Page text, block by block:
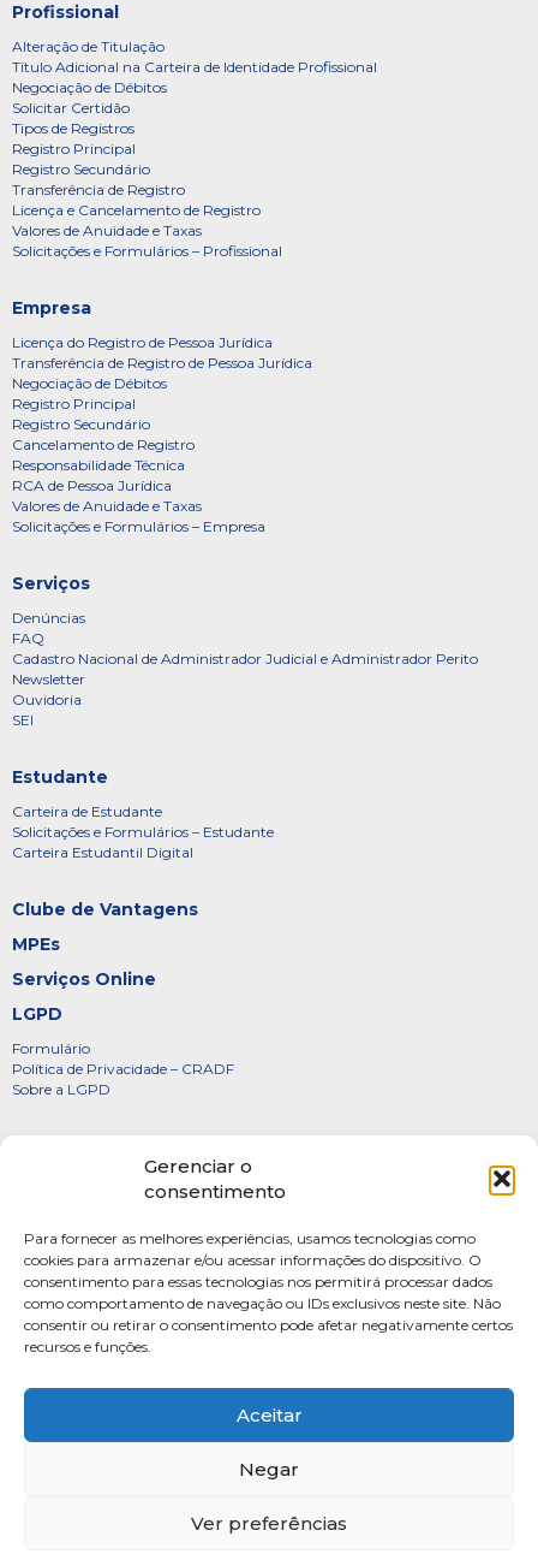
Gerenciar o
consentimento
Para fornecer as melhores experiências, usamos tecnologias como
cookies para armazenar e/ou acessar informações do dispositivo. O
consentimento para essas tecnologias nos permitirá processar dados
como comportamento de navegação ou IDs exclusivos neste site. Não
consentir ou retirar o consentimento pode afetar negativamente certos
recursos e funções.
Aceitar
Negar
Ver preferências
Profissional
Alteração de Titulação
Título Adicional na Carteira de Identidade Profissional
Negociação de Débitos
Solicitar Certidão
Tipos de Registros
Registro Principal
Registro Secundário
Transferência de Registro
Licença e Cancelamento de Registro
Valores de Anuidade e Taxas
Solicitações e Formulários – Profissional
Empresa
Licença do Registro de Pessoa Jurídica
Transferência de Registro de Pessoa Jurídica
Negociação de Débitos
Registro Principal
Registro Secundário
Cancelamento de Registro
Responsabilidade Técnica
RCA de Pessoa Jurídica
Valores de Anuidade e Taxas
Solicitações e Formulários – Empresa
Serviços
Denúncias
FAQ
Cadastro Nacional de Administrador Judicial e Administrador Perito
Newsletter
Ouvidoria
SEI
Estudante
Carteira de Estudante
Solicitações e Formulários – Estudante
Carteira Estudantil Digital
Clube de Vantagens
MPEs
Serviços Online
LGPD
Formulário
Política de Privacidade – CRADF
Sobre a LGPD
Diretoria
FOTOS
Webmail
Artigos
Escritores do Sistema
SAUS Quadra 06, Bloco K, Ed.Belvedere sala 201 Asa Sul Brasilia-DF CEP: 70070-